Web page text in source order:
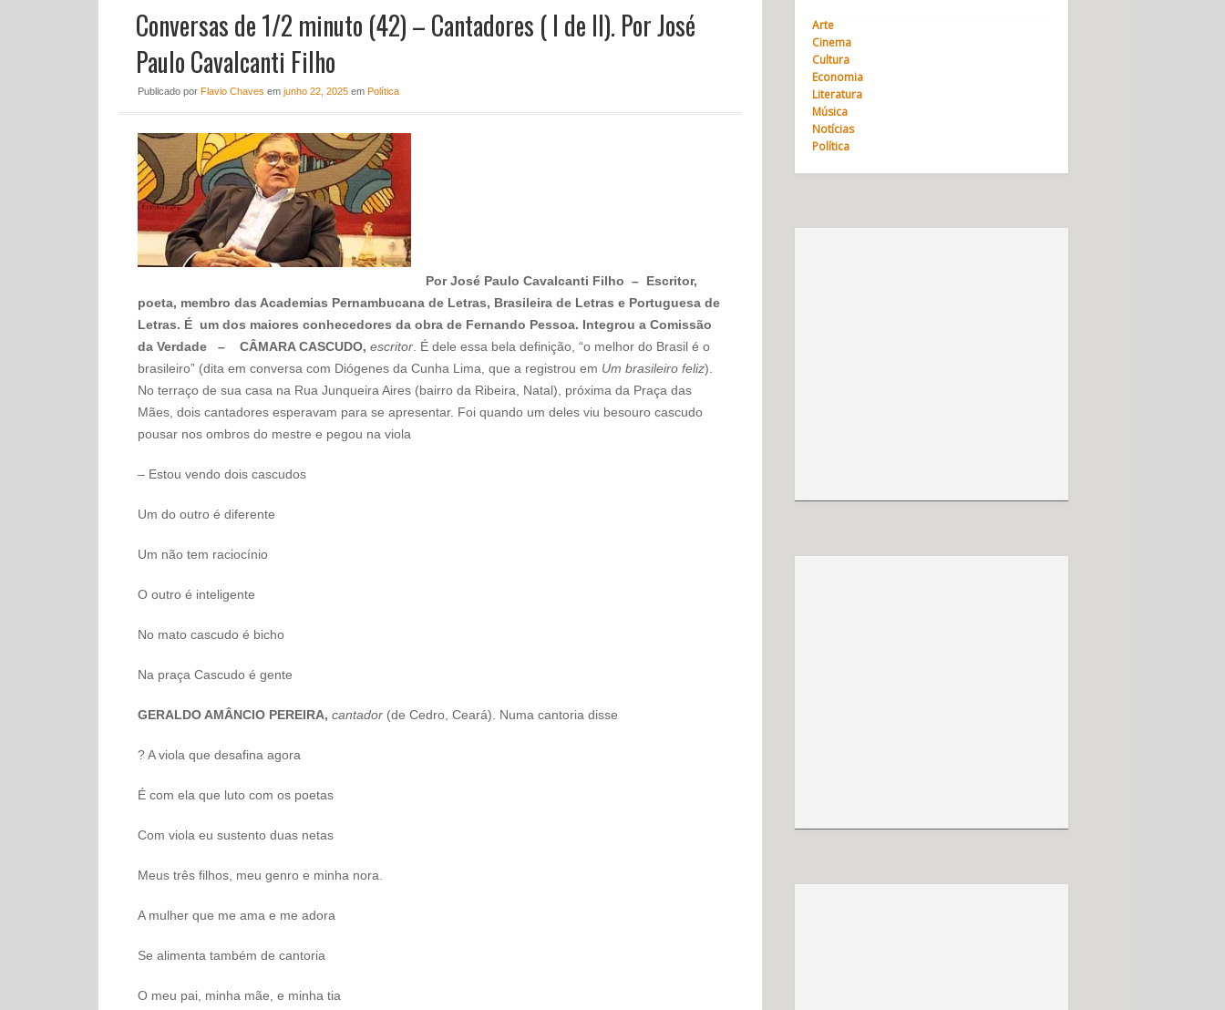
Conversas de 1/2 minuto (42) – Cantadores ( I de II). Por José
Paulo Cavalcanti Filho
Publicado por Flavio Chaves em junho 22, 2025em Política
Por José Paulo Cavalcanti Filho – Escritor,
poeta, membro das Academias Pernambucana de Letras, Brasileira de Letras e Portuguesa de
Letras. É um dos maiores conhecedores da obra de Fernando Pessoa. Integrou a Comissão
da Verdade –
CÂMARA CASCUDO, escritor. É dele essa bela definição, “o melhor do Brasil é o
brasileiro” (dita em conversa com Diógenes da Cunha Lima, que a registrou em Um brasileiro feliz).
No terraço de sua casa na Rua Junqueira Aires (bairro da Ribeira, Natal), próxima da Praça das
Mães, dois cantadores esperavam para se apresentar. Foi quando um deles viu besouro cascudo
pousar nos ombros do mestre e pegou na viola
– Estou vendo dois cascudos
Um do outro é diferente
Um não tem raciocínio
O outro é inteligente
No mato cascudo é bicho
Na praça Cascudo é gente
GERALDO AMÂNCIO PEREIRA, cantador (de Cedro, Ceará). Numa cantoria disse
? A viola que desafina agora
É com ela que luto com os poetas
Com viola eu sustento duas netas
Meus três filhos, meu genro e minha nora.
A mulher que me ama e me adora
Se alimenta também de cantoria
O meu pai, minha mãe, e minha tia
Arte
Cinema
Cultura
Economia
Literatura
Música
Notícias
Política